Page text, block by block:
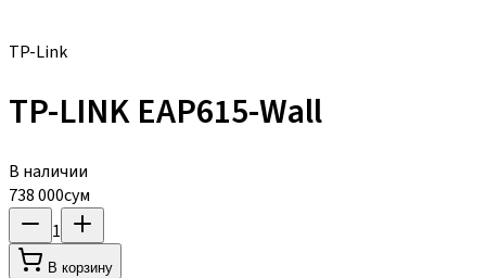
TP-Link
TP-LINK EAP615-Wall
В наличии
738 000сум
1
В корзину